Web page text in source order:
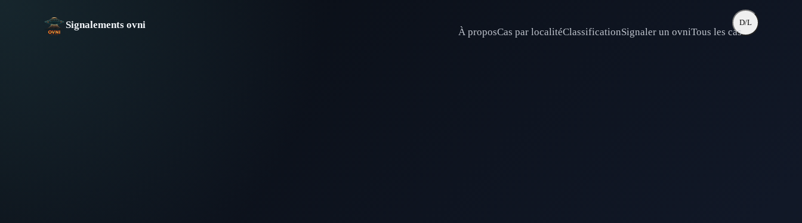
Signalements ovni
À proposCas par localitéClassificationSignaler un ovniTous les cas
D/L